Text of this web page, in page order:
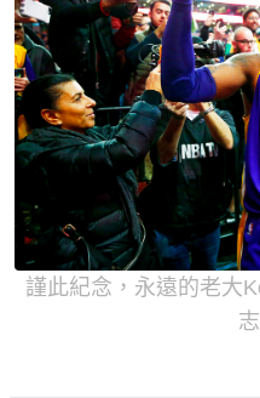
謹此紀念，永遠的老大